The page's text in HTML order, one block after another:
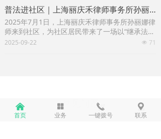
益保护的方法和路径，以法治之光点亮未成年人
的成长之路。
普法进社区｜上海丽庆禾律师事务所孙丽娜律师宣讲“继承法律指南：守护家庭温情”
2025年7月1日，上海丽庆禾律师事务所孙丽娜律
师来到社区，为社区居民带来了一场以“继承法律
指南：守护家庭温情”为主题的讲座，旨在帮助居
넶 71
2025-09-22
常见问题
낀
首页
뀵
产品
낙
购物车
넙
我的
낀
首页
넒
业务
끅
一键拨号
끇
联系